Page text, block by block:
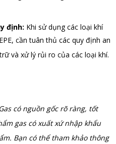
định: Khi sử dụng các loại khí
cần tuân thủ các quy định an
và xử lý rủi ro của các loại khí.
có nguồn gốc rõ ràng, tốt
gas có xuất xứ nhập khẩu
Bạn có thể tham khảo thông